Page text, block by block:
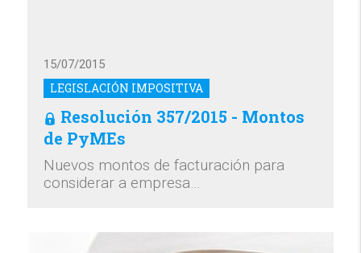
LEGISLACIÓN IMPOSITIVA
15/07/2015
Resolución 357/2015 - Montos
de PyMEs
Nuevos montos de facturación para
considerar a empresa…